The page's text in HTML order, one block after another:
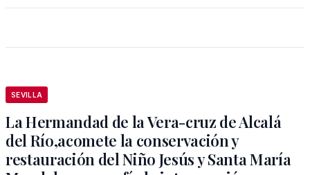
SEVILLA
La Hermandad de la Vera-cruz de Alcalá
del Río,acomete la conservación y
restauración del Niño Jesús y Santa María